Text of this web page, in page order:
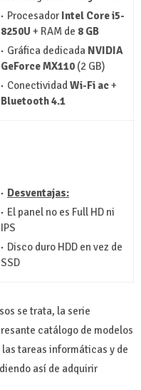
Procesador Intel Core i5-
8250U + RAM de 8 GB
Gráfica dedicada NVIDIA
GeForce MX110 (2 GB)
ConectividadWi-Fi ac+
Bluetooth 4.1
Desventajas:
El panel no es Full HD ni
IPS
Disco duro HDD en vez de
SSD
se trata, la serie
catálogo de modelos
tareas informáticas y de
así de adquirir